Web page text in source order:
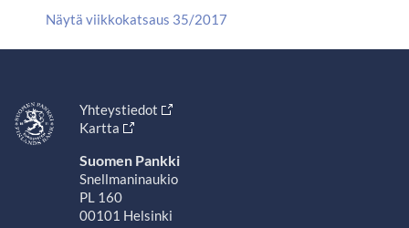
Näytä viikkokatsaus 35/2017
Yhteystiedot
Kartta
Suomen Pankki
Snellmaninaukio
PL 160
00101 Helsinki